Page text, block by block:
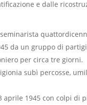
e dalle
seminarista
da un gruppo di
per circa tre giorni.
subì percosse,
aprile 1945 con colpi di